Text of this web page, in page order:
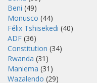
Beni (49)
Monusco (44)
Félix Tshisekedi (40)
ADF (36)
Constitution (34)
Rwanda (31)
Maniema (31)
Wazalendo (29)